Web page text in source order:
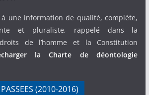
une information de qualité, complète,
et pluraliste, rappelé dans la
de l’homme et la Constitution
la Charte de déontologie
(2010-2016)